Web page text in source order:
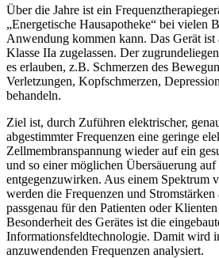
Über die Jahre ist ein
„Energetische Hausapotheke“ bei vielen
Anwendung kommen kann. Das Gerät
Klasse IIa zugelassen. Der
es erlauben, z.B. Schmerzen des
Verletzungen, Kopfschmerzen,
behandeln.
Ziel ist, durch Zuführen elektrischer,
abgestimmter Frequenzen eine geringe
Zellmembranspannung wieder auf ein
und so einer möglichen Übersäuerung auf
entgegenzuwirken. Aus einem Spektrum
werden die Frequenzen und
passgenau für den Patienten oder
Besonderheit des Gerätes ist die
Informationsfeldtechnologie. Damit wird
anzuwendenden Frequenzen analysiert.